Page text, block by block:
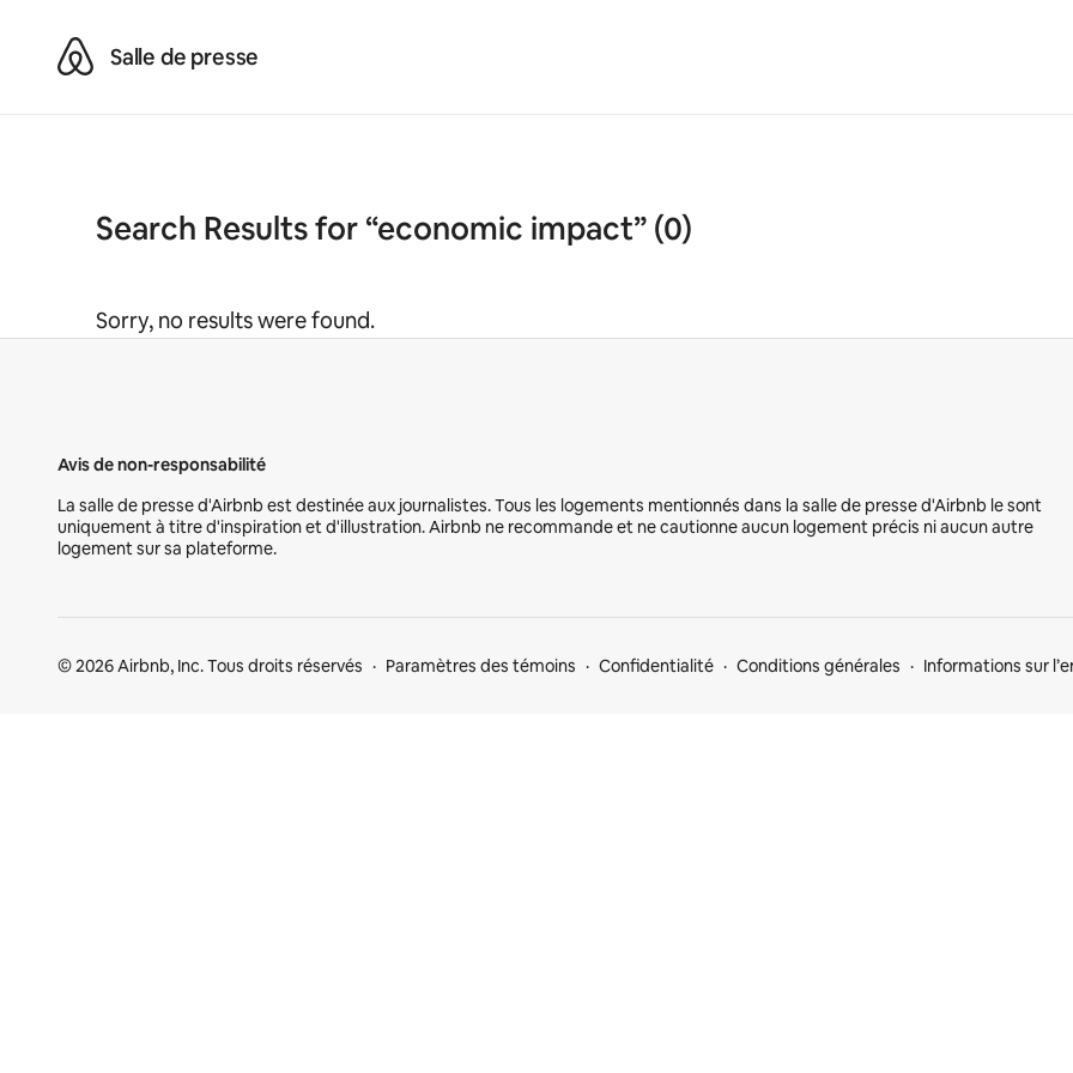
AirbnbSalle de presse
Search Results for “economic impact” (0)
Sorry, no results were found.
Avis de non-responsabilité
La salle de presse d'Airbnb est destinée aux journalistes. Tous les logements mentionnés dans la salle de presse d'Airbnb le sont
uniquement à titre d'inspiration et d'illustration. Airbnb ne recommande et ne cautionne aucun logement précis ni aucun autre
logement sur sa plateforme.
© 2026 Airbnb, Inc. Tous droits réservés Paramètres des témoins Confidentialité Conditions générales Informations sur